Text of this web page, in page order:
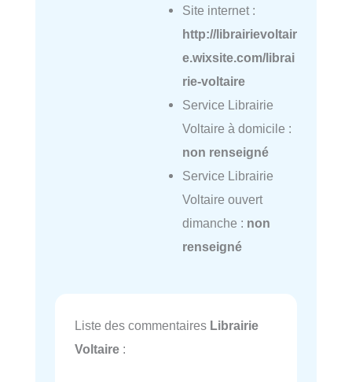
Site internet :
http://librairievoltair
e.wixsite.com/librai
rie-voltaire
Service Librairie
Voltaire à domicile :
non renseigné
Service Librairie
Voltaire ouvert
dimanche : non
renseigné
Liste des commentaires Librairie
Voltaire :